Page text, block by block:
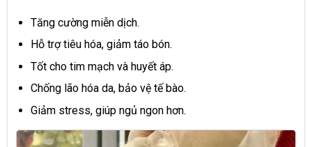
Tăng cường miễn dịch.
Hỗ trợ tiêu hóa, giảm táo bón.
Tốt cho tim mạch và huyết áp.
Chống lão hóa da, bảo vệ tế bào.
Giảm stress, giúp ngủ ngon hơn.